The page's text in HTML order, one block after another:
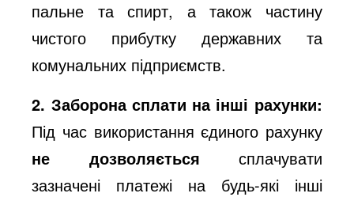
пальне та спирт, а також частину
чистого прибутку державних та
комунальних підприємств.
2. Заборона сплати на інші рахунки:
Під час використання єдиного рахунку
не дозволяється сплачувати
зазначені платежі на будь-які інші